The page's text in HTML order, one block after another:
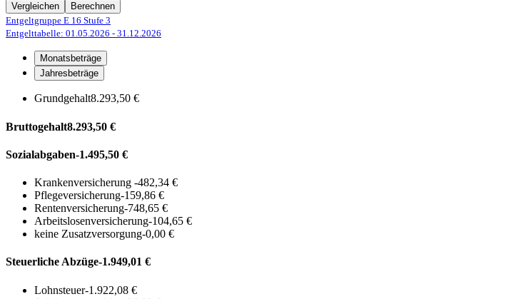
Vergleichen
Berechnen
Entgeltgruppe E 16 Stufe 3
Entgelttabelle: 01.05.2026 - 31.12.2026
Monatsbeträge
Jahresbeträge
Grundgehalt8.293,50 €
Bruttogehalt8.293,50 €
Sozialabgaben-1.495,50 €
Krankenversicherung -482,34 €
Pflegeversicherung-159,86 €
Rentenversicherung-748,65 €
Arbeitslosenversicherung-104,65 €
keine Zusatzversorgung-0,00 €
Steuerliche Abzüge-1.949,01 €
Lohnsteuer-1.922,08 €